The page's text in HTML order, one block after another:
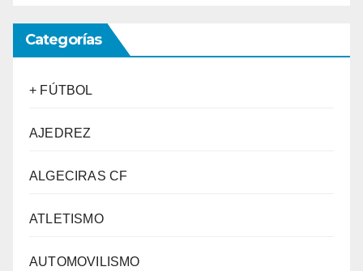
Categorías
+ FÚTBOL
AJEDREZ
ALGECIRAS CF
ATLETISMO
AUTOMOVILISMO